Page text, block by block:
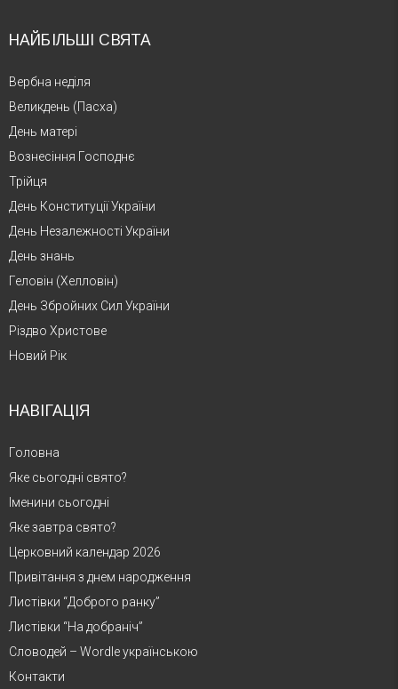
НАЙБІЛЬШІ СВЯТА
Вербна неділя
Великдень (Пасха)
День матері
Вознесіння Господнє
Трійця
День Конституції України
День Незалежності України
День знань
Геловін (Хелловін)
День Збройних Сил України
Різдво Христове
Новий Рік
НАВІГАЦІЯ
Головна
Яке сьогодні свято?
Іменини сьогодні
Яке завтра свято?
Церковний календар 2026
Привітання з днем народження
Листівки “Доброго ранку”
Листівки “На добраніч”
Словодей – Wordle українською
Контакти